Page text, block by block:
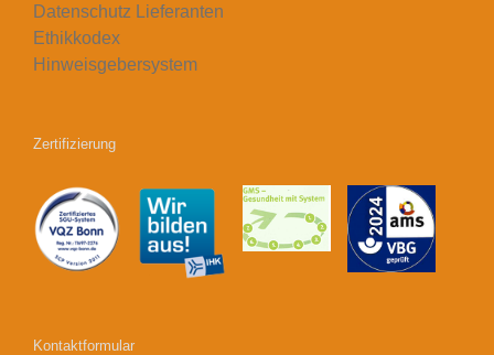
Datenschutz Lieferanten
Ethikkodex
Hinweisgebersystem
Zertifizierung
Kontaktformular